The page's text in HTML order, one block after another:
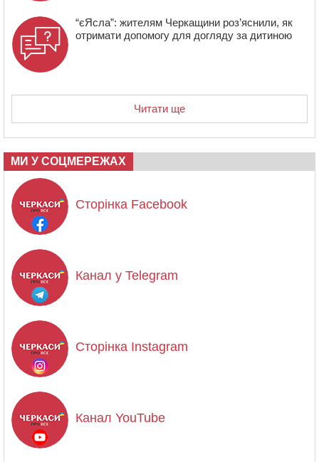
“єЯсла”: жителям Черкащини роз’яснили, як
отримати допомогу для догляду за дитиною
Читати ще
МИ У СОЦМЕРЕЖАХ
Сторінка Facebook
Канал у Telegram
Сторінка Instagram
Канал YouTube